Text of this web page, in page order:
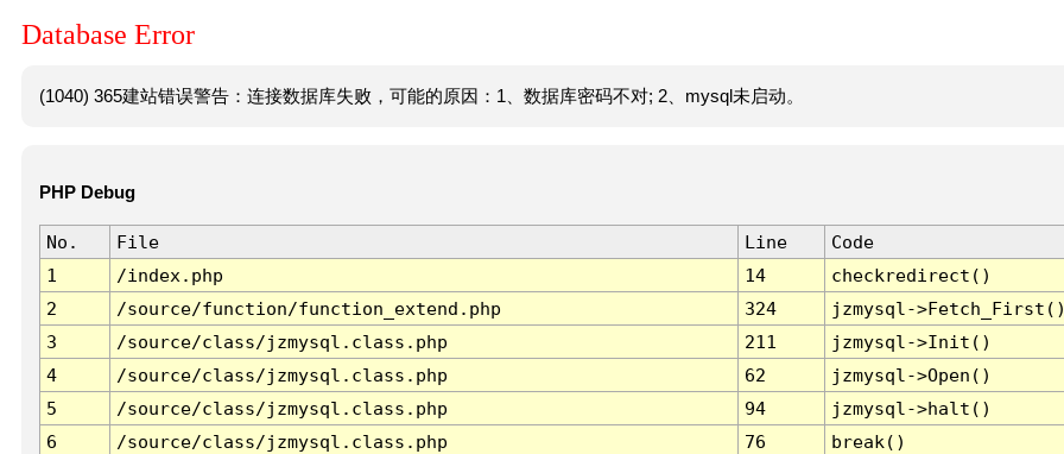
Database Error
(1040) 365建站错误警告：连接数据库失败，可能的原因：1、数据库密码不对; 2、mysql未启动。
PHP Debug
No. File Line
Code
1
/index.php 14
checkredirect()
2
/source/function/function_extend.php 324
jzmysql-
3
/source/class/jzmysql.class.php 211
jzmysql->Init()
4
/source/class/jzmysql.class.php 62
jzmysql->Open()
5
/source/class/jzmysql.class.php 94
jzmysql->halt()
6
/source/class/jzmysql.class.php 76 break()